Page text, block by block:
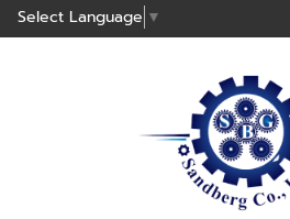
Select Language ▼